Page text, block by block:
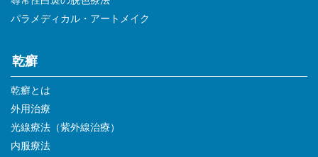
パラメディカル・アートメイク
乾癬
乾癬とは
外用治療
光線療法（紫外線治療）
内服療法